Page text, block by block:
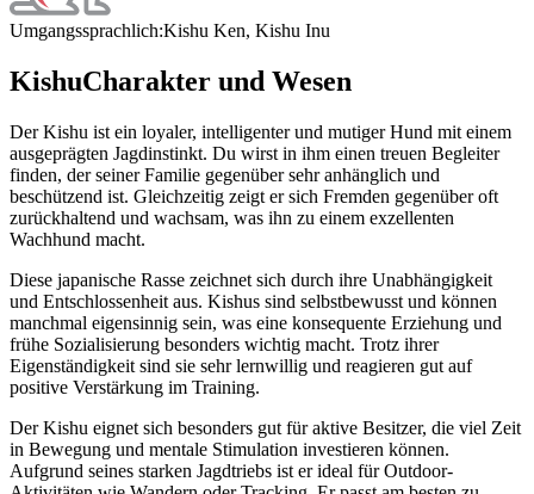
Umgangssprachlich:Kishu Ken, Kishu Inu
KishuCharakter und Wesen
Der Kishu ist ein loyaler, intelligenter und mutiger Hund mit einem
ausgeprägten Jagdinstinkt. Du wirst in ihm einen treuen Begleiter
finden, der seiner Familie gegenüber sehr anhänglich und
beschützend ist. Gleichzeitig zeigt er sich Fremden gegenüber oft
zurückhaltend und wachsam, was ihn zu einem exzellenten
Wachhund macht.
Diese japanische Rasse zeichnet sich durch ihre Unabhängigkeit
und Entschlossenheit aus. Kishus sind selbstbewusst und können
manchmal eigensinnig sein, was eine konsequente Erziehung und
frühe Sozialisierung besonders wichtig macht. Trotz ihrer
Eigenständigkeit sind sie sehr lernwillig und reagieren gut auf
positive Verstärkung im Training.
Der Kishu eignet sich besonders gut für aktive Besitzer, die viel Zeit
in Bewegung und mentale Stimulation investieren können.
Aufgrund seines starken Jagdtriebs ist er ideal für Outdoor-